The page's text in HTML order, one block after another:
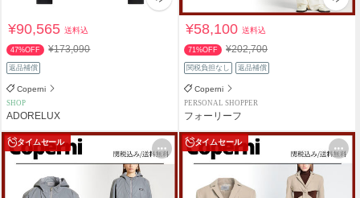
¥90,565送料込
47%OFF ¥173,090
返品補償
Coperni
SHOP
ADORELUX
¥58,100送料込
71%OFF ¥202,700
関税負担なし 返品補償
Coperni
PERSONAL SHOPPER
フォーリーフ
タイムセール タイムセール